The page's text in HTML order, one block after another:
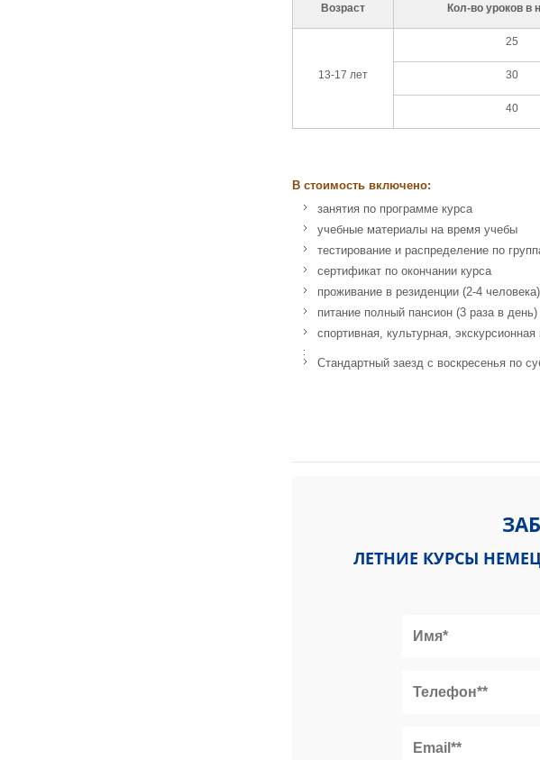
Возраст Кол-во уроков в
13-17 лет
25
30
40
В стоимость включено:
занятия по программе курса
учебные материалы на время учебы
тестирование и распределение по
сертификат по окончании курса
проживание в резиденции (2-4
питание полный пансион (3 раза в день)
спортивная, культурная,
Стандартный заезд с воскресенья по
ЛЕТНИЕ КУРСЫ